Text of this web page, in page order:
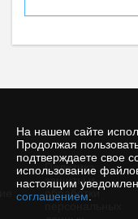
На нашем сайте
Продолжая
подтверждаете свое
использование
настоящим
соглашением
Политика
защиты и
обработки